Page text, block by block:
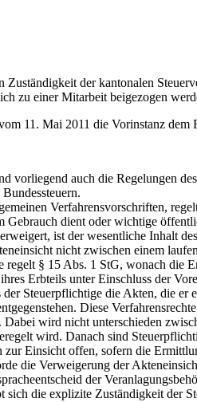
Zuständigkeit der kantonalen
zu einer Mitarbeit beigezogen
11. Mai 2011 die Vorinstanz
vorliegend auch die Regelungen
Verfahrensvorschriften,
Gebrauch dient oder wichtige
ist der wesentliche Inhalt
nicht zwischen einem
regelt § 15 Abs. 1 StG, wonach die
Erbteils unter Einschluss der
Steuerpflichtige die Akten, die er
Diese
wird nicht unterschieden
wird. Danach sind
Einsicht offen, sofern die
die Verweigerung der
der
sich die explizite Zuständigkeit der